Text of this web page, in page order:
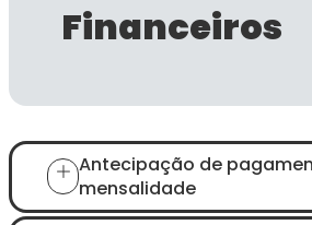
Financeiros
Antecipação de
mensalidade